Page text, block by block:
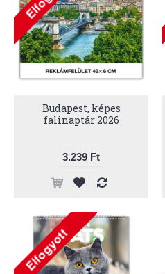
Budapest, képes
falinaptár 2026
3.239 Ft